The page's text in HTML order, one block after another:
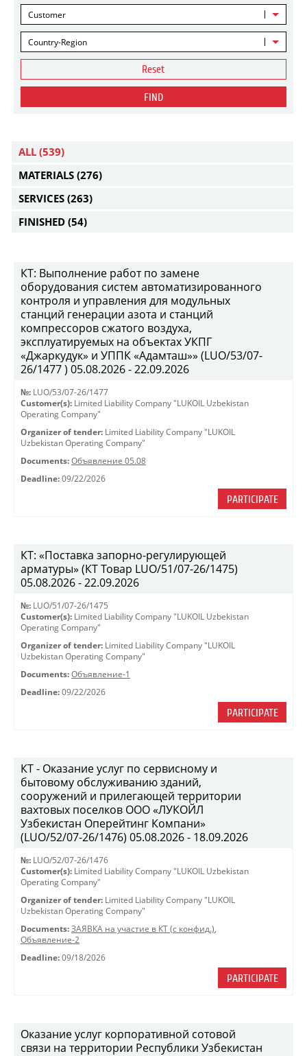
Customer
Country-Region
Reset
FIND
ALL (539)
MATERIALS (276)
SERVICES (263)
FINISHED (54)
КТ: Выполнение работ по замене
оборудования систем автоматизированного
контроля и управления для модульных
станций генерации азота и станций
компрессоров сжатого воздуха,
эксплуатируемых на объектах УКПГ
«Джаркудук» и УППК «Адамташ»» (LUO/53/07-
26/1477 ) 05.08.2026 - 22.09.2026
№: LUO/53/07-26/1477
Customer(s): Limited Liability Company "LUKOIL Uzbekistan
Operating Company"
Organizer of tender: Limited Liability Company "LUKOIL
Uzbekistan Operating Company"
Documents: Объявление 05.08
Deadline: 09/22/2026
PARTICIPATE
КТ: «Поставка запорно-регулирующей
арматуры» (КТ Товар LUO/51/07-26/1475)
05.08.2026 - 22.09.2026
№: LUO/51/07-26/1475
Customer(s): Limited Liability Company "LUKOIL Uzbekistan
Operating Company"
Organizer of tender: Limited Liability Company "LUKOIL
Uzbekistan Operating Company"
Documents: Объявление-1
Deadline: 09/22/2026
PARTICIPATE
КТ - Оказание услуг по сервисному и
бытовому обслуживанию зданий,
сооружений и прилегающей территории
вахтовых поселков ООО «ЛУКОЙЛ
Узбекистан Оперейтинг Компани»
(LUO/52/07-26/1476) 05.08.2026 - 18.09.2026
№: LUO/52/07-26/1476
Customer(s): Limited Liability Company "LUKOIL Uzbekistan
Operating Company"
Organizer of tender: Limited Liability Company "LUKOIL
Uzbekistan Operating Company"
Documents: ЗАЯВКА на участие в КТ (с конфид.),
Объявление-2
Deadline: 09/18/2026
PARTICIPATE
Оказание услуг корпоративной сотовой
связи на территории Республики Узбекистан